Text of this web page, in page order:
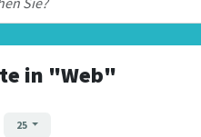
in "Web"
25